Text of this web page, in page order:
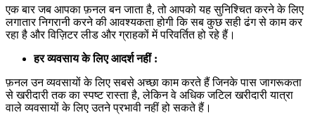
एक बार जब आपका फ़नल बन जाता है, तो आपको यह सुनिश्चित करने के लिए
लगातार निगरानी करने की आवश्यकता होगी कि सब कुछ सही ढंग से काम कर
रहा है और विज़िटर लीड और ग्राहकों में परिवर्तित हो रहे हैं।
हर व्यवसाय के लिए आदर्श नहीं :
फ़नल उन व्यवसायों के लिए सबसे अच्छा काम करते हैं जिनके पास जागरूकता
से खरीदारी तक का स्पष्ट रास्ता है, लेकिन वे अधिक जटिल खरीदारी यात्रा
वाले व्यवसायों के लिए उतने प्रभावी नहीं हो सकते हैं।